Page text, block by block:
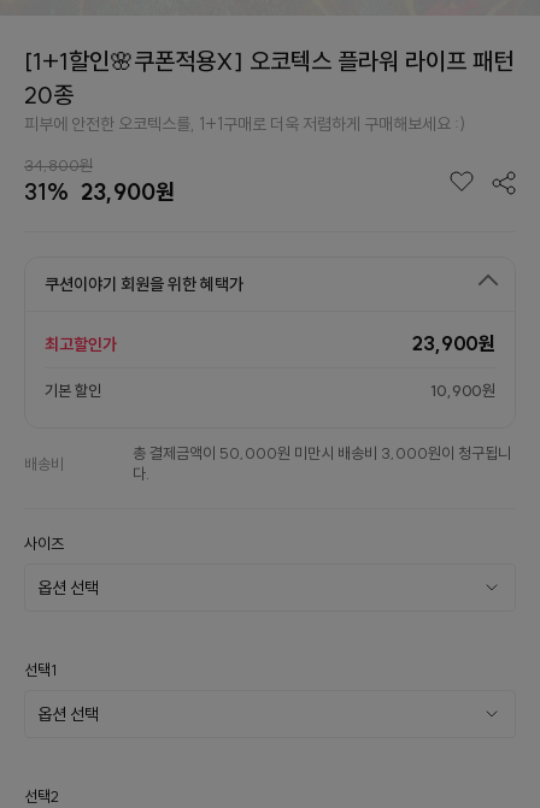
[1+1할인🌸쿠폰적용X] 오코텍스 플라워 라이프 패턴
20종
피부에 안전한 오코텍스를, 1+1구매로 더욱 저렴하게 구매해보세요 :)
34,800원
31% 23,900원
쿠션이야기 회원을 위한 혜택가
최고할인가 23,900원
기본 할인 10,900원
배송비
총 결제금액이 50,000원 미만시 배송비 3,000원이 청구됩니
다.
사이즈
선택1
선택2